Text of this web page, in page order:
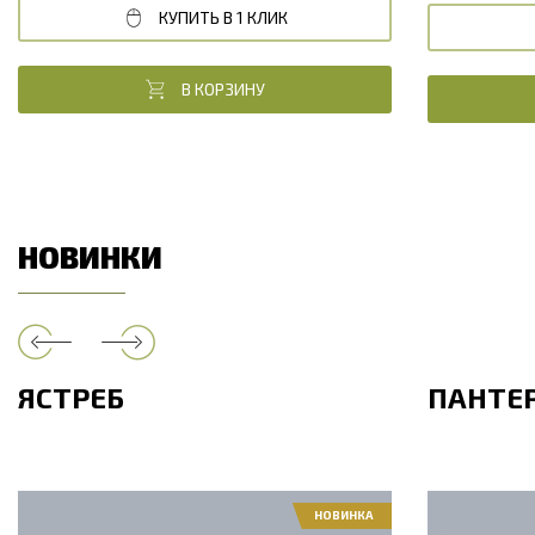
КУПИТЬ В 1 КЛИК
В КОРЗИНУ
НОВИНКИ
ЯСТРЕБ
НОВИНКА